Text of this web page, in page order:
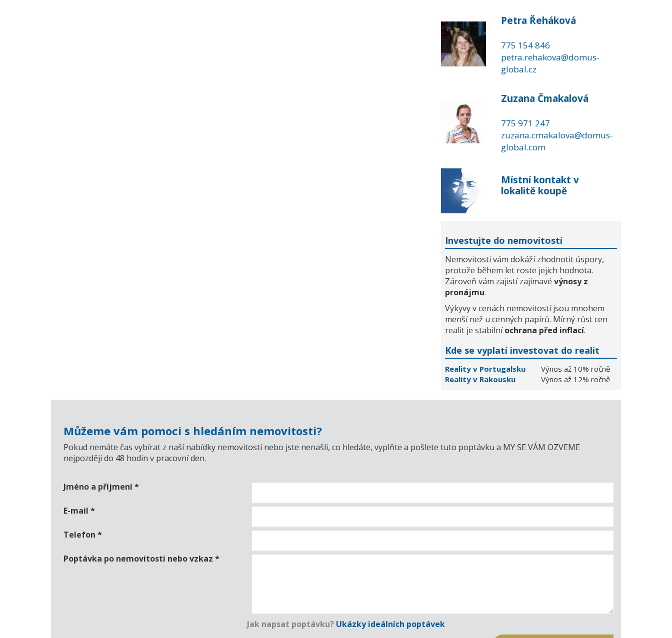
Petra Řeháková
775 154 846
petra.rehakova@domus-
global.cz
Zuzana Čmakalová
775 971 247
zuzana.cmakalova@domus-
global.com
Místní kontakt v
lokalitě koupě
Investujte do nemovitostí
Nemovitosti vám dokáží zhodnotit úspory,
protože během let roste jejich hodnota.
Zároveň vám zajistí zajímavé výnosy z
pronájmu.
Výkyvy v cenách nemovitostí jsou mnohem
menší než u cenných papírů. Mírný růst cen
realit je stabilníochrana před inflací.
Kde se vyplatí investovat do realit
Reality v Portugalsku
Výnos až 10% ročně
Reality v Rakousku
Výnos až 12% ročně
Můžeme vám pomoci s hledáním nemovitosti?
Pokud nemáte čas vybírat z naší nabídky nemovitostí nebo jste nenašli, co hledáte, vyplňte a pošlete tuto poptávku a MY SE VÁM OZVEME
nejpozději do 48 hodin v pracovní den.
Jméno a příjmení*
E-mail *
Telefon *
Poptávka po nemovitosti nebo vzkaz *
Jak napsat poptávku? Ukázky ideálních poptávek